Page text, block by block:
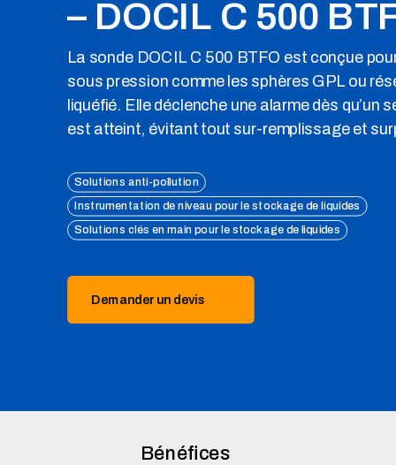
– DOCIL C 500
La sonde DOCIL C 500 BTFO est conçue
sous pression comme les sphères GPL ou
liquéfié. Elle déclenche une alarme dès qu’un
est atteint, évitant tout sur-remplissage et
Solutions anti-pollution
Instrumentation de niveau pour le stockage de liquides
Solutions clés en main pour le stockage de liquides
Demander un devis
Bénéfices